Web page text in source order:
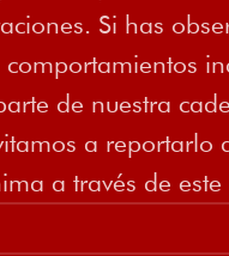
Si has
comportamientos
de nuestra
a reportarlo
a través de este